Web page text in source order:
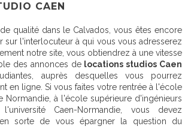
CAEN
qualité dans le Calvados, vous êtes encore
sur l'interlocuteur à qui vous vous adresserez
notre site, vous obtiendrez à une vitesse
des annonces de locations studios Caen
auprès desquelles vous pourrez
en ligne. Si vous faites votre rentrée à l'école
Normandie, à l'école supérieure d'ingénieurs
Caen-Normandie, vous devez
sorte de vous épargner la question du